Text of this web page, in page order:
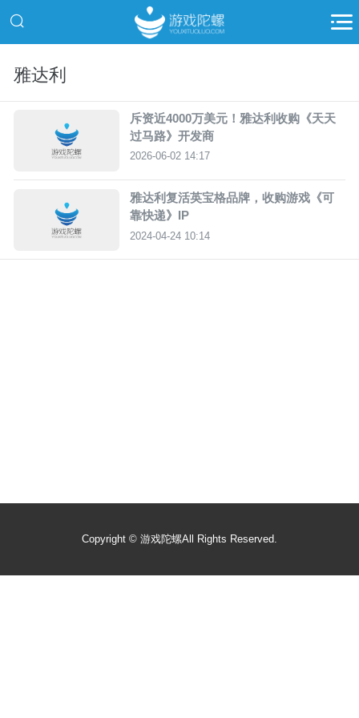
雅达利
斥资近4000万美元！雅达利收购《天天
过马路》开发商
2026-06-02 14:17
雅达利复活英宝格品牌，收购游戏《可
靠快递》IP
2024-04-24 10:14
Copyright © 游戏陀螺All Rights Reserved.